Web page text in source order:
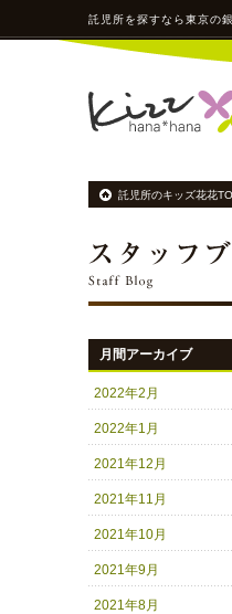
託児所を探すなら東京の
託児所のキッズ花花
月間アーカイブ
2022年2月
2022年1月
2021年12月
2021年11月
2021年10月
2021年9月
2021年8月